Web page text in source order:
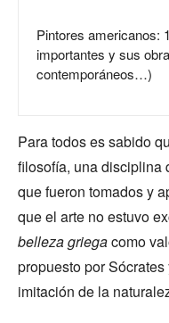
Pintores americanos:
importantes y sus
contemporáneos…)
Para todos es sabido
filosofía, una disciplina
que fueron tomados y
que el arte no estuvo
belleza griegacomo
propuesto por Sócrates
imitación de la